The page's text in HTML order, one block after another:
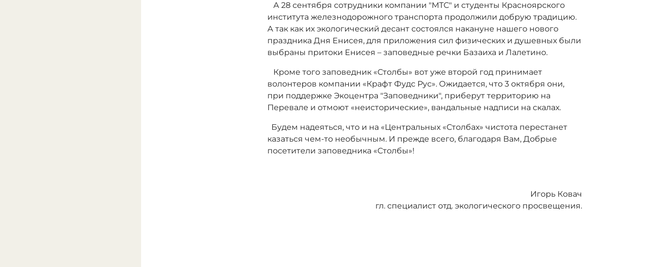
А 28 сентября сотрудники компании "МТС" и студенты Красноярского
института железнодорожного транспорта продолжили добрую традицию.
А так как их экологический десант состоялся накануне нашего нового
праздника Дня Енисея, для приложения сил физических и душевных были
выбраны притоки Енисея – заповедные речки Базаиха и Лалетино.
Кроме того заповедник «Столбы» вот уже второй год принимает
волонтеров компании «Крафт Фудс Рус». Ожидается, что 3 октября они,
при поддержке Экоцентра "Заповедники", приберут территорию на
Перевале и отмоют «неисторические», вандальные надписи на скалах.
Будем надеяться, что и на «Центральных «Столбах» чистота перестанет
казаться чем-то необычным. И прежде всего, благодаря Вам, Добрые
посетители заповедника «Столбы»!
Игорь Ковач
гл. специалист отд. экологического просвещения.